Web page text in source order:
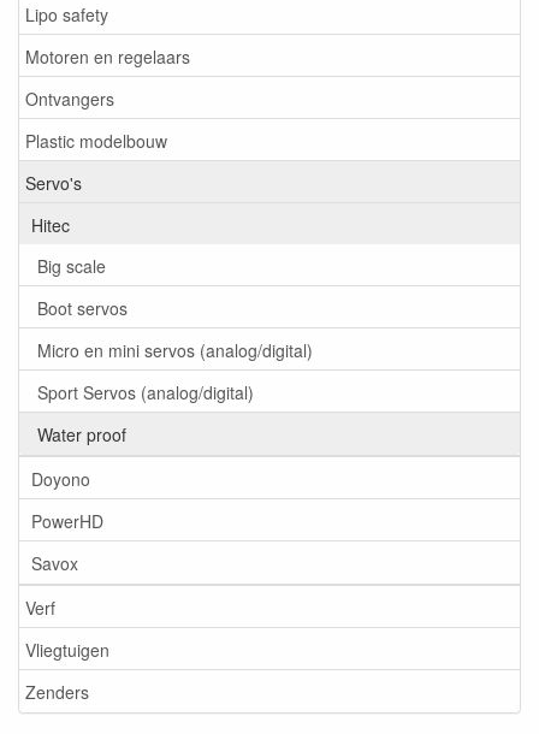
Lipo safety
Motoren en regelaars
Ontvangers
Plastic modelbouw
Servo's
Hitec
Big scale
Boot servos
Micro en mini servos (analog/digital)
Sport Servos (analog/digital)
Water proof
Doyono
PowerHD
Savox
Verf
Vliegtuigen
Zenders